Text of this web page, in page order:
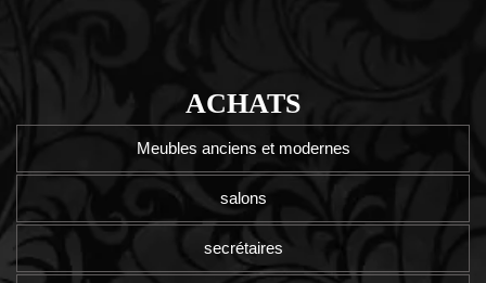
ACHATS
Meubles anciens et modernes
salons
secrétaires